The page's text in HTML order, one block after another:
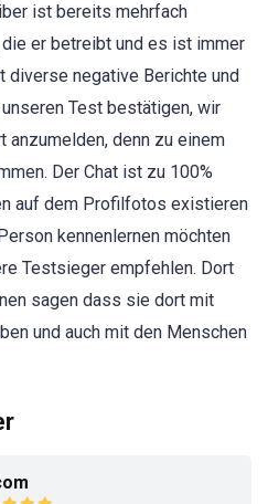
ist bereits mehrfach
er betreibt und es ist immer
diverse negative Berichte und
Test bestätigen, wir
anzumelden, denn zu einem
Der Chat ist zu 100%
auf dem Profilfotos existieren
kennenlernen möchten
Testsieger empfehlen. Dort
sagen dass sie dort mit
und auch mit den Menschen